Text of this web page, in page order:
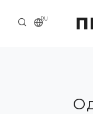
RU
О КОМПАНИИ